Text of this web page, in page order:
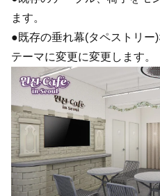
ます。
●既存の垂れ幕(タペストリー
テーマに変更に変更します。